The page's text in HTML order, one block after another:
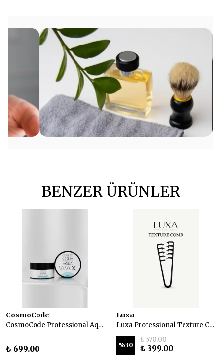
BENZER ÜRÜNLER
CosmoCode
CosmoCode Professional Aqua Wax – Saç Şekillendirici Wax 100 ml
₺ 699.00
Luxa
Luxa Professional Texture Comb Profesyonel Saç Doku Tarağı
%30
₺ 570.00
₺ 399.00